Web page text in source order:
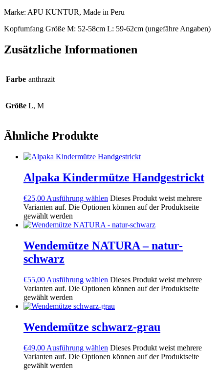
Marke: APU KUNTUR, Made in Peru
Kopfumfang Größe M: 52-58cm L: 59-62cm (ungefähre Angaben)
Zusätzliche Informationen
Farbe anthrazit
Größe L, M
Ähnliche Produkte
Alpaka Kindermütze Handgestrickt
€25,00 Ausführung wählen Dieses Produkt weist mehrere
Varianten auf. Die Optionen können auf der Produktseite
gewählt werden
Wendemütze NATURA – natur-
schwarz
€55,00 Ausführung wählen Dieses Produkt weist mehrere
Varianten auf. Die Optionen können auf der Produktseite
gewählt werden
Wendemütze schwarz-grau
€49,00 Ausführung wählen Dieses Produkt weist mehrere
Varianten auf. Die Optionen können auf der Produktseite
gewählt werden